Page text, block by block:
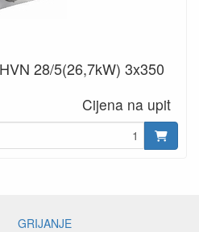
28/5(26,7kW) 3x350
Cijena na upit
GRIJANJE